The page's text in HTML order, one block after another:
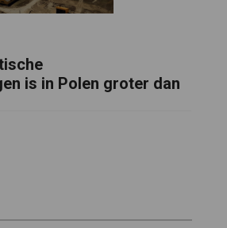
is in Polen groter dan